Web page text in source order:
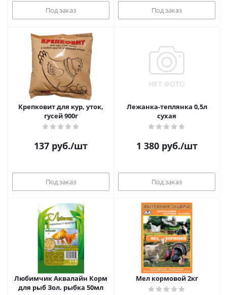
Под заказ Под заказ
Крепковит для кур, уток,
гусей 900г
137 руб./шт
Под заказ
Лежанка-теплянка 0,5л
сухая
1 380руб./шт
Под заказ
Любимчик Аквалайн Корм
для рыб Зол. рыбка 50мл
Мел кормовой 2кг